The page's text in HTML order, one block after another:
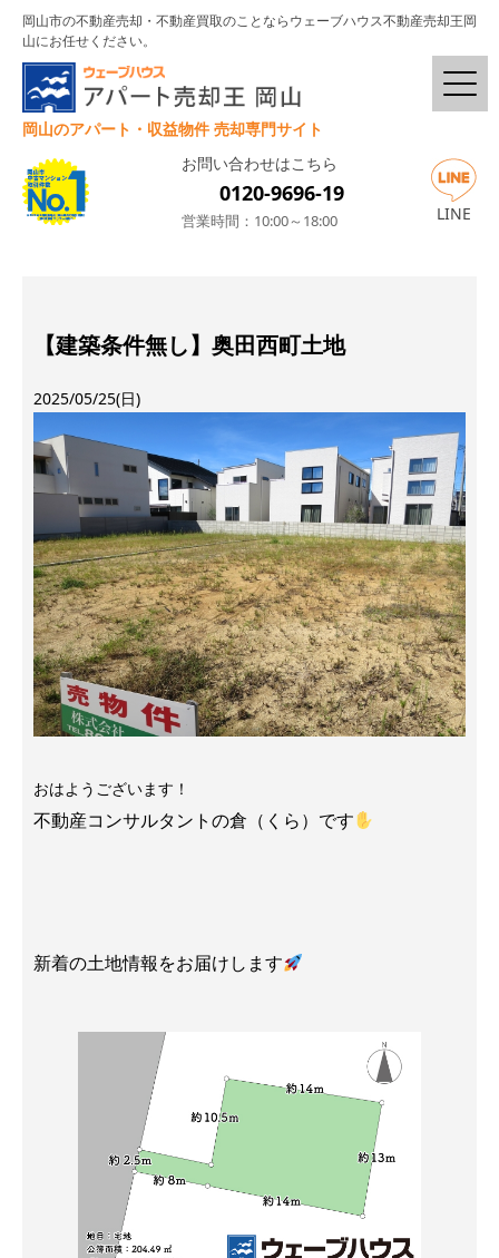
岡山市の不動産売却・不動産買取のことならウェーブハウス不動産売却王岡
山にお任せください。
岡山のアパート・収益物件 売却専門サイト
お問い合わせはこちら
0120-9696-19
営業時間：10:00～18:00 LINE
【建築条件無し】奥田西町土地
2025/05/25(日)
おはようございます！
不動産コンサルタントの倉（くら）です
新着の土地情報をお届けします